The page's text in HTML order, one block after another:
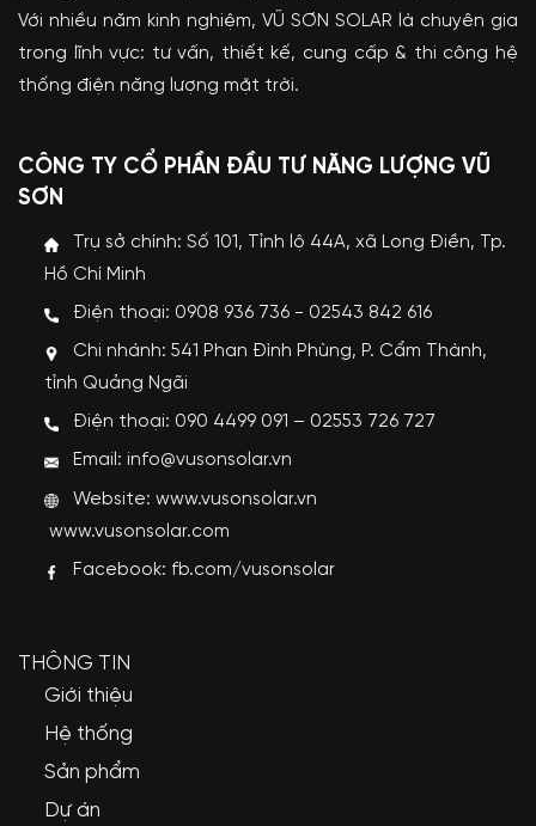
Với nhiều năm kinh nghiệm, VŨ SƠN SOLAR là chuyên gia
trong lĩnh vực: tư vấn, thiết kế, cung cấp & thi công hệ
thống điện năng lượng mặt trời.
CÔNG TY CỔ PHẦN ĐẦU TƯ NĂNG LƯỢNG VŨ
SƠN
Trụ sở chính: Số 101, Tỉnh lộ 44A, xã Long Điền, Tp.
Hồ Chí Minh
Điện thoại: 0908 936 736 - 02543 842 616
Chi nhánh: 541 Phan Đình Phùng, P. Cẩm Thành,
tỉnh Quảng Ngãi
Điện thoại: 090 4499 091 – 02553 726 727
Email: info@vusonsolar.vn
Website:www.vusonsolar.vn
www.vusonsolar.com
Facebook: fb.com/vusonsolar
THÔNG TIN
Giới thiệu
Hệ thống
Sản phẩm
Dự án